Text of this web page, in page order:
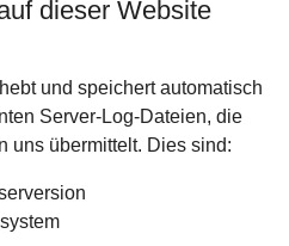
dieser Website
und speichert automatisch
Server-Log-Dateien, die
uns übermittelt. Dies sind: